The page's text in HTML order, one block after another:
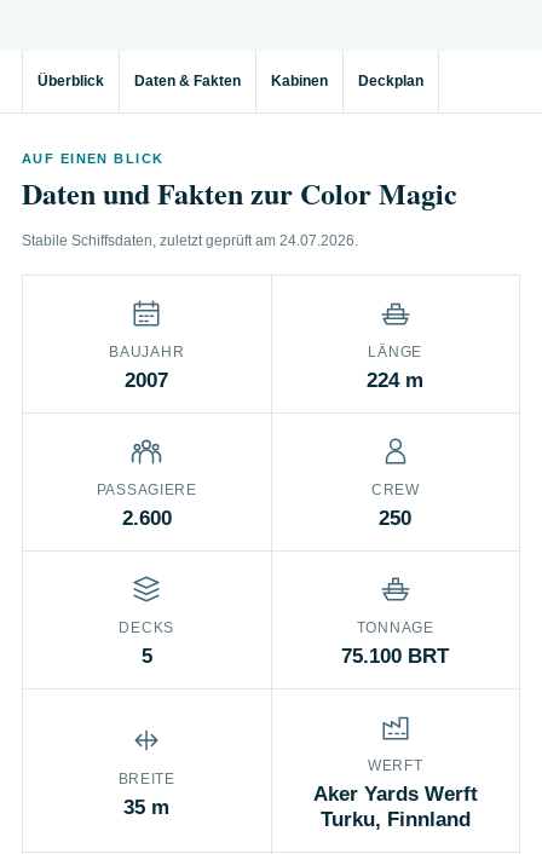
Überblick Daten & Fakten Kabinen Deckplan
AUF EINEN BLICK
Daten und Fakten zur Color Magic
Stabile Schiffsdaten, zuletzt geprüft am 24.07.2026.
BAUJAHR
2007
LÄNGE
224 m
PASSAGIERE
2.600
CREW
250
DECKS
5
TONNAGE
75.100 BRT
BREITE
35 m
WERFT
Aker Yards Werft
Turku, Finnland